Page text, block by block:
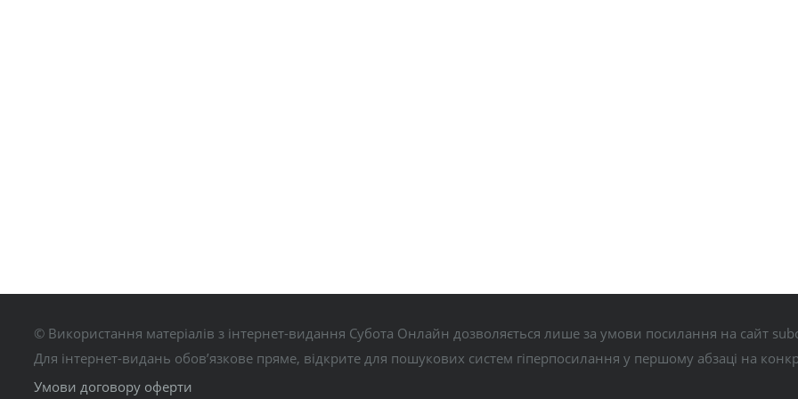
© Використання матеріалів з інтернет-видання Субота Онлайн дозволяється лише за умови посилання на сайт
Для інтернет-видань обов’язкове пряме, відкрите для пошукових систем гіперпосилання у першому абзаці на
Умови договору оферти